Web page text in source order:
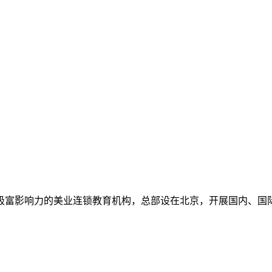
影响力的美业连锁教育机构，总部设在北京，开展国内、